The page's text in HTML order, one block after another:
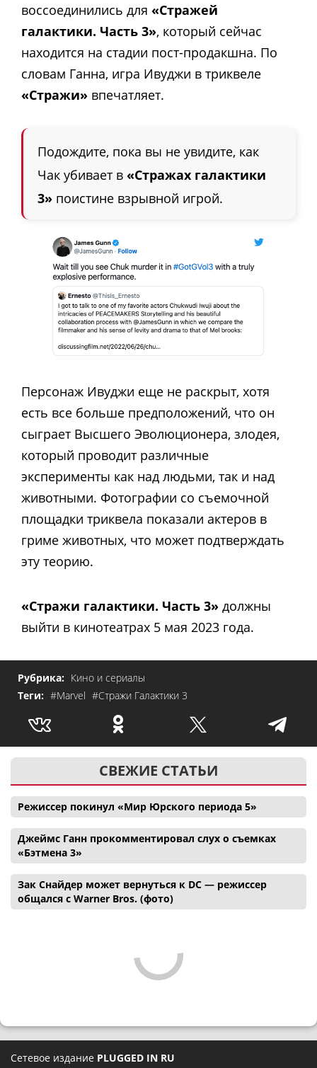
воссоединились для «Стражей
галактики. Часть 3», который сейчас
находится на стадии пост-продакшна. По
словам Ганна, игра Ивуджи в триквеле
«Стражи» впечатляет.
Подождите, пока вы не увидите, как
Чак убивает в «Стражах галактики
3» поистине взрывной игрой.
Персонаж Ивуджи еще не раскрыт, хотя
есть все больше предположений, что он
сыграет Высшего Эволюционера, злодея,
который проводит различные
эксперименты как над людьми, так и над
животными. Фотографии со съемочной
площадки триквела показали актеров в
гриме животных, что может подтверждать
эту теорию.
«Стражи галактики. Часть 3» должны
выйти в кинотеатрах 5 мая 2023 года.
Рубрика: Кино и сериалы
Теги: #Marvel #Стражи Галактики 3
СВЕЖИЕ СТАТЬИ
Режиссер покинул «Мир Юрского периода 5»
Джеймс Ганн прокомментировал слух о съемках
«Бэтмена 3»
Зак Снайдер может вернуться к DC — режиссер
общался с Warner Bros. (фото)
Сетевое издание PLUGGED IN RU